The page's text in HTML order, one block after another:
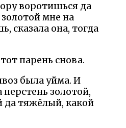
воротишься да
мне на
сказала она, тогда
парень снова.
была уйма. И
перстень золотой,
да тяжёлый, какой